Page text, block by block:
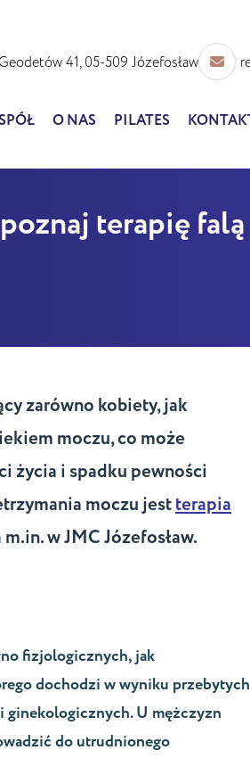
Geodetów 41, 05-509 Józefosław
O NAS PILATES
terapię falą
zarówno kobiety, jak
moczu, co może
życia i spadku pewności
moczu jestterapia
w JMC Józefosław.
fizjologicznych, jak
dochodzi w wyniku przebytych
ginekologicznych. U mężczyzn
do utrudnionego